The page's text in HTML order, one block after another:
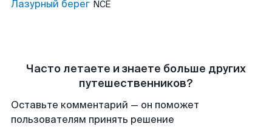
Лазурный берег NCE
Часто летаете и знаете больше других
путешественников?
Оставьте комментарий — он поможет
пользователям принять решение